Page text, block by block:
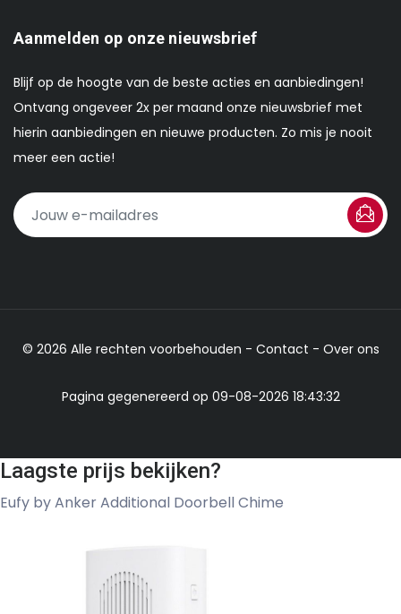
Aanmelden op onze nieuwsbrief
Blijf op de hoogte van de beste acties en aanbiedingen!
Ontvang ongeveer 2x per maand onze nieuwsbrief met
hierin aanbiedingen en nieuwe producten. Zo mis je nooit
meer een actie!
© 2026 Alle rechten voorbehouden - Contact - Over ons
Pagina gegenereerd op 09-08-2026 18:43:32
Laagste prijs bekijken?
Eufy by Anker Additional Doorbell Chime